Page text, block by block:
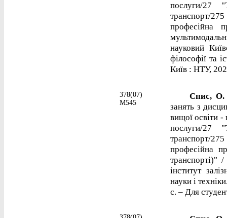
послуги/27
транспорт/
професійна
науковий
філософії та
Київ : НТУ,
378(07)
М545
Спис,
занять з
вищої освіти -
послуги/27
транспорт/
професійна
транспорті)"
інститут
науки і
с. – Для